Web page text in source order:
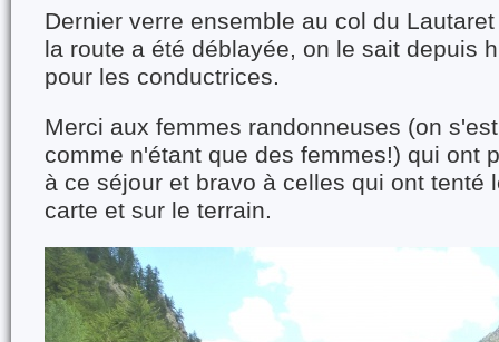
Dernier verre ensemble au col du
la route a été déblayée, on le sait depuis
pour les conductrices.
Merci aux femmes randonneuses (on
comme n'étant que des femmes!) qui ont
à ce séjour et bravo à celles qui ont tenté
carte et sur le terrain.